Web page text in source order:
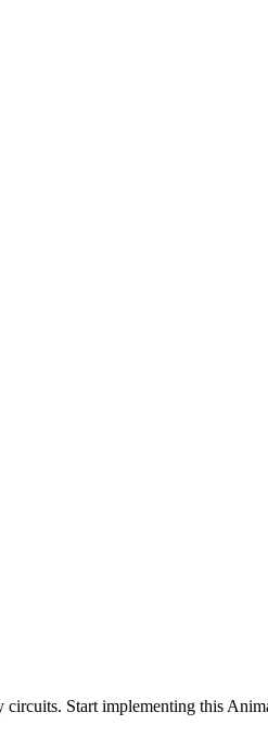
Start implementing this